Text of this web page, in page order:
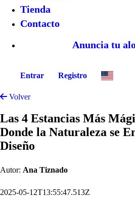
Tienda
Contacto
Anuncia tu
Entrar Registro
Volver
Las 4 Estancias Más
Donde la Naturaleza se
Diseño
Autor: Ana Tiznado
2025-05-12T13:55:47.513Z